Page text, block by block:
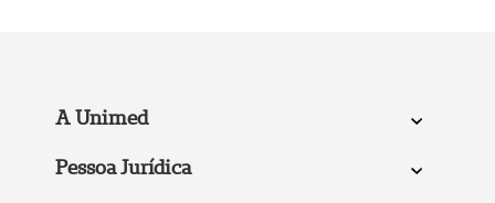
A Unimed
Pessoa Jurídica